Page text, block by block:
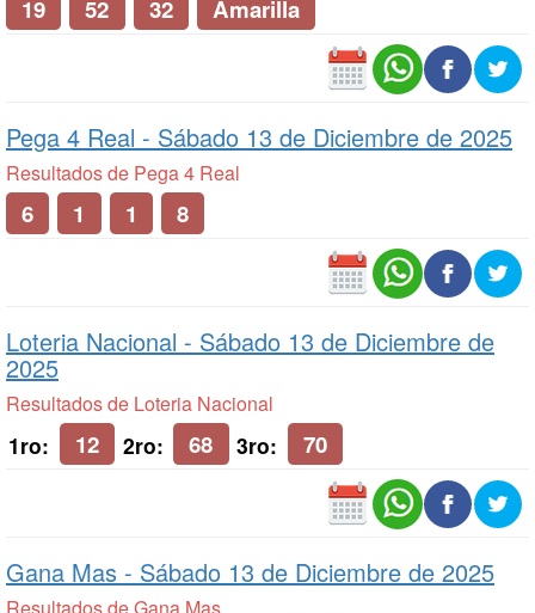
19 52 32 Amarilla
Pega 4 Real - Sábado 13 de Diciembre de 2025
Resultados de Pega 4 Real
6 1 1 8
Loteria Nacional - Sábado 13 de Diciembre de
2025
Resultados de Loteria Nacional
1ro: 12 2ro: 68 3ro: 70
Gana Mas - Sábado 13 de Diciembre de 2025